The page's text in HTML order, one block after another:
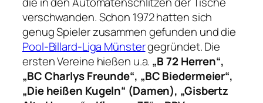
verschwanden. Schon 1972 hatten sich
genug Spieler zusammen gefunden und die
Pool-Billard-Liga Münstergegründet. Die
ersten Vereine hießen u.a. „B 72 Herren“,
„BC Charlys Freunde“, „BC Biedermeier“,
„Die heißen Kugeln“ (Damen), „Gisbertz